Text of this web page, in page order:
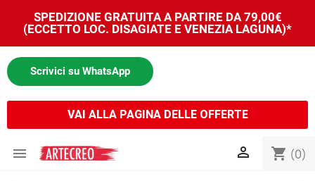
SPEDIZIONE GRATUITA A PARTIRE DA 79,00€
(ECCETTO LOC. DISAGIATE E VENEZIA LAGUNA)*
Scrivici su WhatsApp
VAI ALLA PAGINA DELLE OFFERTE
 shopping_cart (0)
